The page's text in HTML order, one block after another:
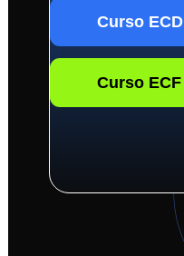
Curso ECD
Curso ECF